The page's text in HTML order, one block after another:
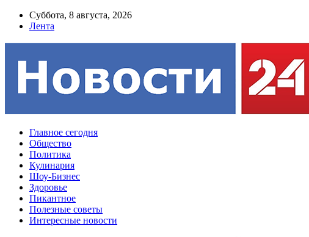
Суббота, 8 августа, 2026
Лента
Главное сегодня
Общество
Политика
Кулинария
Шоу-Бизнес
Здоровье
Пикантное
Полезные советы
Интересные новости